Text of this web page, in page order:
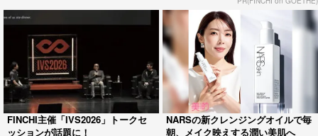
FINCHI主催「IVS2026」トークセ
ッションが話題に！
NARSの新クレンジングオイルで毎
朝、メイク映えする潤い美肌へ